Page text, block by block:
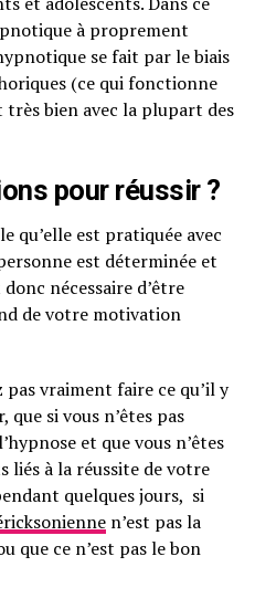
à proprement
se fait par le biais
(ce qui fonctionne
bien avec la plupart des
pour réussir ?
qu’elle est pratiquée avec
est déterminée et
nécessaire d’être
de votre motivation
pas vraiment faire ce qu’il y
si vous n’êtes pas
et que vous n’êtes
liés à la réussite de votre
quelques jours, si
n’est pas la
que ce n’est pas le bon